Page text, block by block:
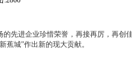
先进企业珍惜荣誉，再接再厉，再创
城”作出新的现大贡献。